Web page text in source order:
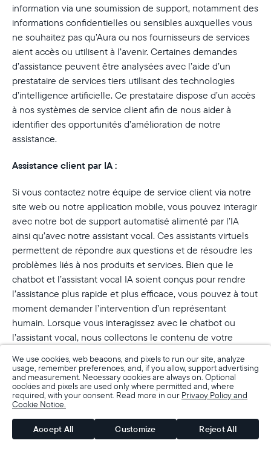
We use cookies, web beacons, and pixels to run our site, analyze
usage, remember preferences, and, if you allow, support advertising
and measurement. Necessary cookies are always on. Optional
cookies and pixels are used only where permitted and, where
required, with your consent. Read more in our Privacy Policy and
Cookie Notice.
Accept All Customize Reject All
information via une soumission de support, notamment des
informations confidentielles ou sensibles auxquelles vous
ne souhaitez pas qu’Aura ou nos fournisseurs de services
aient accès ou utilisent à l’avenir. Certaines demandes
d’assistance peuvent être analysées avec l’aide d’un
prestataire de services tiers utilisant des technologies
d’intelligence artificielle. Ce prestataire dispose d’un accès
à nos systèmes de service client afin de nous aider à
identifier des opportunités d’amélioration de notre
assistance.
Assistance client par IA :
Si vous contactez notre équipe de service client via notre
site web ou notre application mobile, vous pouvez interagir
avec notre bot de support automatisé alimenté par l’IA
ainsi qu’avec notre assistant vocal. Ces assistants virtuels
permettent de répondre aux questions et de résoudre les
problèmes liés à nos produits et services. Bien que le
chatbot et l’assistant vocal IA soient conçus pour rendre
l’assistance plus rapide et plus efficace, vous pouvez à tout
moment demander l’intervention d’un représentant
humain. Lorsque vous interagissez avec le chatbot ou
l’assistant vocal, nous collectons le contenu de votre
choisissez de partager dans le champ de texte ou lors de
l’appel afin de traiter votre demande. Les transcriptions de
chat, les appels et les données associées sont chiffrés,
protégés par des contrôles d’accès et traités
conformément aux mêmes normes de sécurité que les
autres informations que nous collectons. Nous utilisons ces